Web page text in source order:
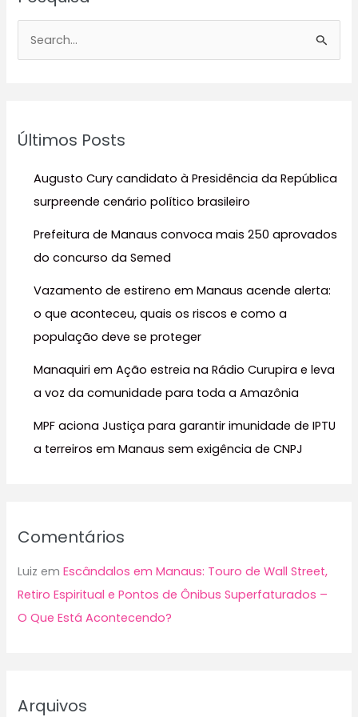
iÚltimos Posts
Augusto Cury candidato à Presidência da República
surpreende cenário político brasileiro
Prefeitura de Manaus convoca mais 250 aprovados
do concurso da Semed
Vazamento de estireno em Manaus acende alerta:
o que aconteceu, quais os riscos e como a
população deve se proteger
Manaquiri em Ação estreia na Rádio Curupira e leva
a voz da comunidade para toda a Amazônia
MPF aciona Justiça para garantir imunidade de IPTU
a terreiros em Manaus sem exigência de CNPJ
Comentários
Luiz emEscândalos em Manaus: Touro de Wall Street,
Retiro Espiritual e Pontos de Ônibus Superfaturados –
O Que Está Acontecendo?
Arquivos